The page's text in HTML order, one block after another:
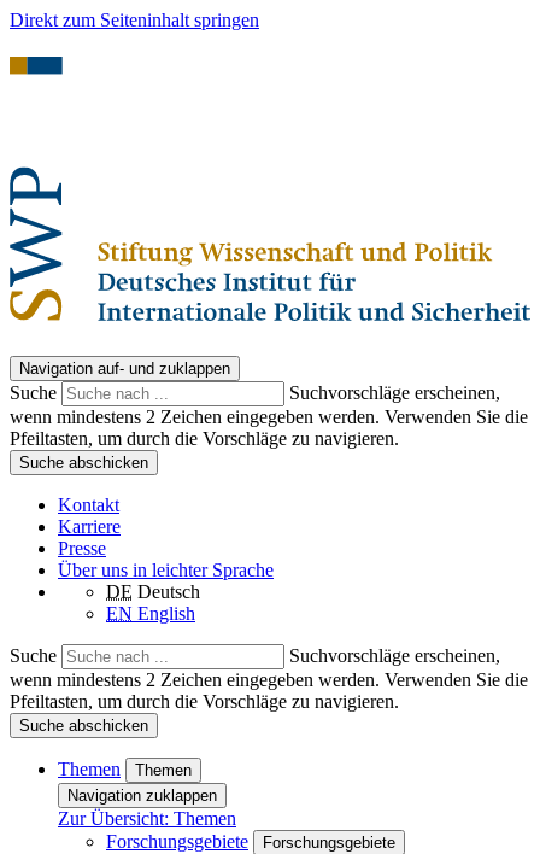
Direkt zum Seiteninhalt springen
Navigation auf- und zuklappen
Suche
Suchvorschläge erscheinen,
wenn mindestens 2 Zeichen eingegeben werden. Verwenden Sie die
Pfeiltasten, um durch die Vorschläge zu navigieren.
Suche abschicken
Kontakt
Karriere
Presse
Über uns in leichter Sprache
DE Deutsch
EN English
Suche
Suchvorschläge erscheinen,
wenn mindestens 2 Zeichen eingegeben werden. Verwenden Sie die
Pfeiltasten, um durch die Vorschläge zu navigieren.
Suche abschicken
Themen
Themen
Navigation zuklappen
Zur Übersicht: Themen
Forschungsgebiete
Forschungsgebiete